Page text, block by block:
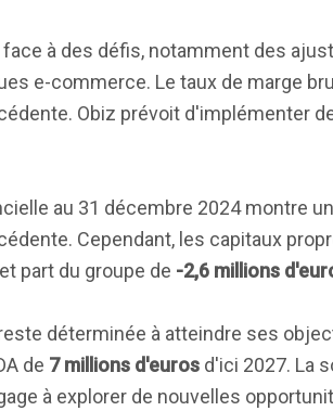
à des défis, notamment des
e-commerce. Le taux de marge
Obiz prévoit d'implémenter
au 31 décembre 2024 montre
Cependant, les capitaux
part du groupe de -2,6 millions
déterminée à atteindre ses
de 7 millions d'euros d'ici 2027. La
à explorer de nouvelles